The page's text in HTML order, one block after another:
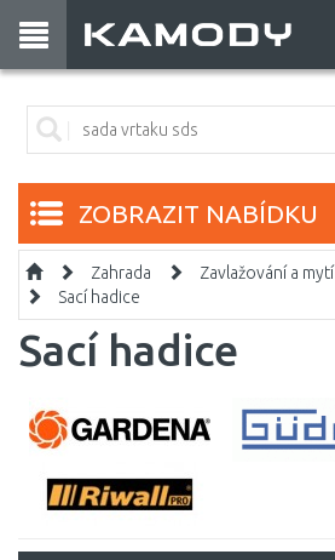
ZOBRAZIT NABÍDKU
Zahrada Zavlažování a mytí
Sací hadice
Sací hadice